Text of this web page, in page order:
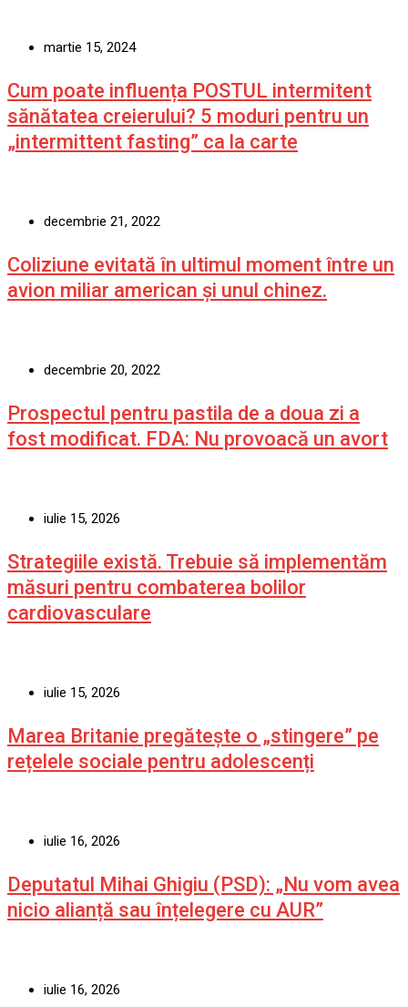
martie 15, 2024
Cum poate influența POSTUL intermitent
sănătatea creierului? 5 moduri pentru un
„intermittent fasting” ca la carte
decembrie 21, 2022
Coliziune evitată în ultimul moment între un
avion miliar american şi unul chinez.
decembrie 20, 2022
Prospectul pentru pastila de a doua zi a
fost modificat. FDA: Nu provoacă un avort
iulie 15, 2026
Strategiile există. Trebuie să implementăm
măsuri pentru combaterea bolilor
cardiovasculare
iulie 15, 2026
Marea Britanie pregătește o „stingere” pe
rețelele sociale pentru adolescenți
iulie 16, 2026
Deputatul Mihai Ghigiu (PSD): „Nu vom avea
nicio alianță sau înțelegere cu AUR”
iulie 16, 2026